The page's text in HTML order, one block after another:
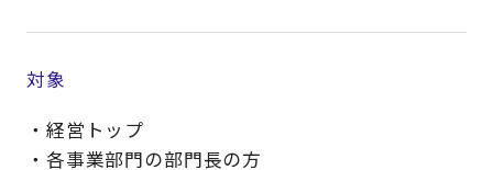
対象
・経営トップ
・各事業部門の部門長の方